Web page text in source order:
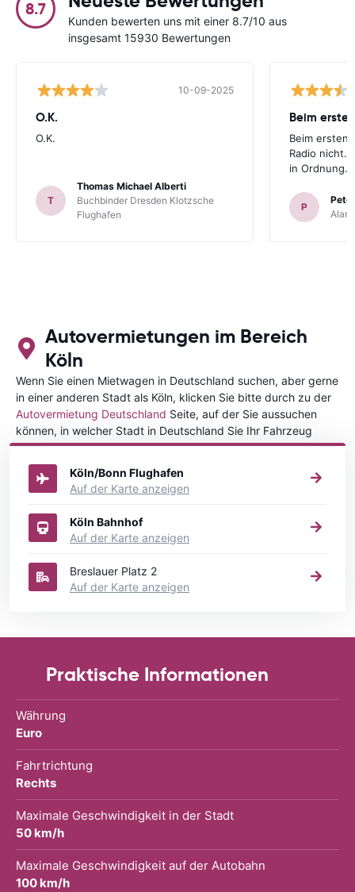
8.7
Kunden bewerten uns mit einer 8.7/10 aus
insgesamt 15930 Bewertungen
10-09-2025
O.K.
O.K.
T
Thomas Michael Alberti
Buchbinder Dresden Klotzsche
Flughafen
Beim
Beim ersten
Radio nicht.
in Ordnung.
P
Autovermietungen im Bereich
Köln
Wenn Sie einen Mietwagen in Deutschland suchen, aber gerne
in einer anderen Stadt als Köln, klicken Sie bitte durch zu der
Autovermietung Deutschland Seite, auf der Sie aussuchen
können, in welcher Stadt in Deutschland Sie Ihr Fahrzeug
mieten wollen.
Köln/Bonn Flughafen
Auf der Karte anzeigen
Köln Bahnhof
Auf der Karte anzeigen
Breslauer Platz 2
Auf der Karte anzeigen
Praktische Informationen
Währung
Euro
Fahrtrichtung
Rechts
Maximale Geschwindigkeit in der Stadt
50 km/h
Maximale Geschwindigkeit auf der Autobahn
100 km/h